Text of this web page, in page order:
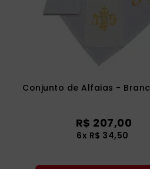
Conjunto de Alfaias -
R$ 207,00
6x R$ 34,50